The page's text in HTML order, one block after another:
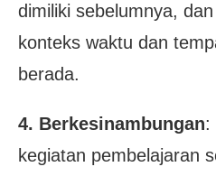
dimiliki sebelumnya,
konteks waktu dan
berada.
4. Berkesinambungan:
kegiatan pembelajaran